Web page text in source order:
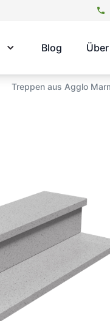
Blog
Treppen aus Agglo